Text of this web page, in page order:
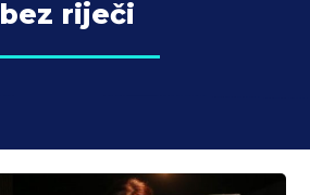
bez riječi